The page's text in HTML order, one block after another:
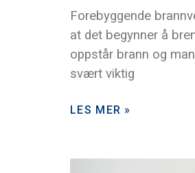
Forebyggende
at det begynner å
oppstår brann og
svært viktig
LES MER »